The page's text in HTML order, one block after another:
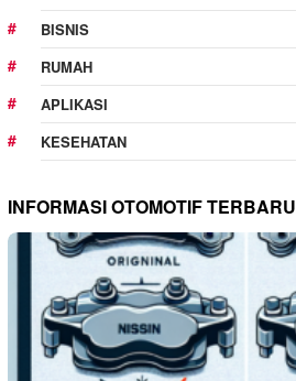
BISNIS
RUMAH
APLIKASI
KESEHATAN
INFORMASI OTOMOTIF TERBARU